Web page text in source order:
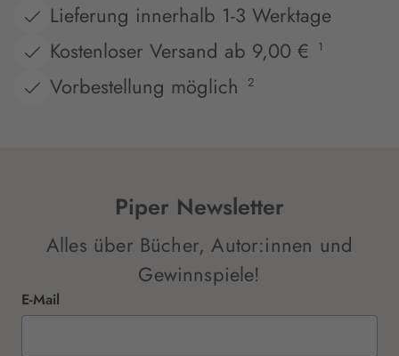
Lieferung innerhalb 1-3 Werktage
Kostenloser Versand ab 9,00 €
1
Vorbestellung möglich 2
Piper Newsletter
Alles über Bücher, Autor:innen und
Gewinnspiele!
E-Mail